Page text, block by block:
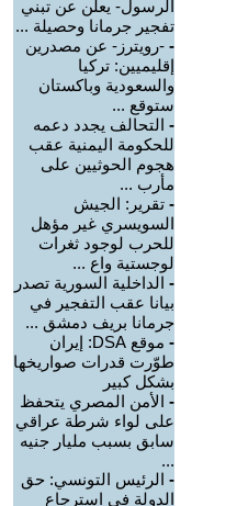
الرسول- يعلن عن تبني
تفجير جرمانا وحصيلة ...
- -رويترز- عن مصدرين
إقليميين: تركيا
والسعودية وباكستان
ستوقع ...
- التحالف يجدد دعمه
للحكومة اليمنية عقب
هجوم الحوثيين على
مأرب ...
- تقرير: الجيش
السويسري غير مؤهل
للحرب لوجود ثغرات
لوجستية واع ...
- الداخلية السورية تصدر
بيانا عقب التفجير في
جرمانا بريف دمشق ...
-
موقع DSA: إيران
طوّرت قدرات صواريخها
بشكل كبير
- الأمن المصري يتحفظ
على لواء شرطة عراقي
سابق بسبب مليار جنيه
...
- الرئيس التونسي: حق
الدولة في استرجاع